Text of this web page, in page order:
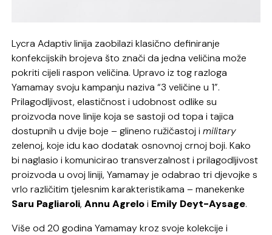
Lycra Adaptiv linija zaobilazi klasično definiranje
konfekcijskih brojeva što znači da jedna veličina može
pokriti cijeli raspon veličina. Upravo iz tog razloga
Yamamay svoju kampanju naziva “3 veličine u 1”.
Prilagodljivost, elastičnost i udobnost odlike su
proizvoda nove linije koja se sastoji od topa i tajica
dostupnih u dvije boje – glineno ružičastoj imilitary
zelenoj, koje idu kao dodatak osnovnoj crnoj boji. Kako
bi naglasio i komunicirao transverzalnost i prilagodljivost
proizvoda u ovoj liniji, Yamamay je odabrao tri djevojke s
vrlo različitim tjelesnim karakteristikama – manekenke
Saru Pagliaroli, Annu Agreloi Emily Deyt-Aysage.
Više od 20 godina Yamamay kroz svoje kolekcije i